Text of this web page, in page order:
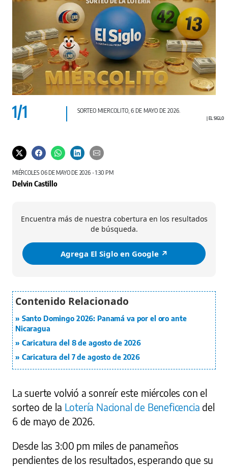
1/1 SORTEO MIERCOLITO, 6 DE MAYO DE 2026.
EL SIGLO
MIÉRCOLES 06 DE MAYO DE 2026 - 1:30 PM
Delvin Castillo
Encuentra más de nuestra cobertura en los resultados
de búsqueda.
Agrega El Siglo en Google ↗️
Santo Domingo 2026: Panamá va por el oro ante
Nicaragua
Caricatura del 8 de agosto de 2026
Caricatura del 7 de agosto de 2026
La suerte volvió a sonreír este miércoles con el
sorteo de la Lotería Nacional de Beneficencia del
6 de mayo de 2026.
Desde las 3:00 pm miles de panameños
pendientes de los resultados, esperando que su